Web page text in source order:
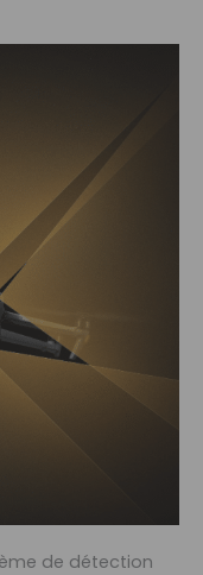
de détection